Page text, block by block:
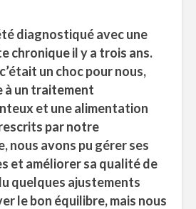
diagnostiqué avec une
chronique il y a trois ans.
un choc pour nous,
à un traitement
et une alimentation
par notre
nous avons pu gérer ses
et améliorer sa qualité de
quelques ajustements
le bon équilibre, mais nous